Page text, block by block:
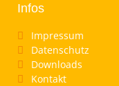
Infos
Impressum
Datenschutz
Downloads
Kontakt